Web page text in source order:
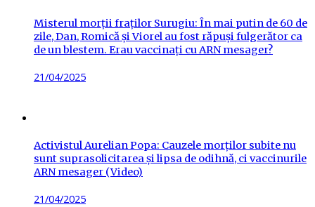
Misterul morții fraților Surugiu: În mai putin de 60 de
zile, Dan, Romică și Viorel au fost răpuși fulgerător ca
de un blestem. Erau vaccinați cu ARN mesager?
Posted
21/04/2025
Activistul Aurelian Popa: Cauzele morților subite nu
sunt suprasolicitarea și lipsa de odihnă, ci vaccinurile
ARN mesager (Video)
Posted
21/04/2025